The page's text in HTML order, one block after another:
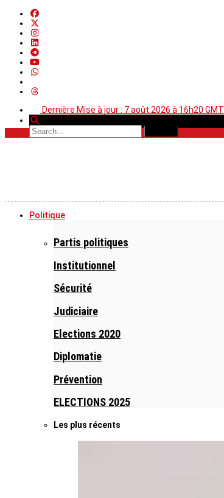
Dernière Mise à jour : 7 août 2026 à 16h20 GMT
Politique
Partis politiques
Institutionnel
Sécurité
Judiciaire
Elections 2020
Diplomatie
Prévention
ELECTIONS 2025
Les plus récents